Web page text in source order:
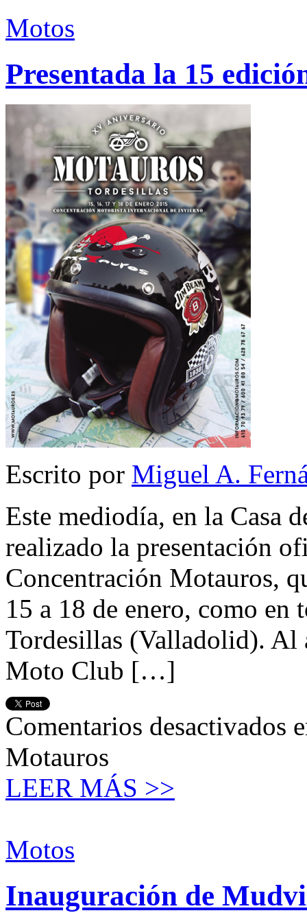
Motos
Presentada la 15
Escrito por Miguel A.
Este mediodía, en la Casa
realizado la presentación
Concentración Motauros,
15 a 18 de enero, como en
Tordesillas (Valladolid). Al
Moto Club […]
Comentarios desactivados
Motauros
LEER MÁS >>
Motos
Inauguración de